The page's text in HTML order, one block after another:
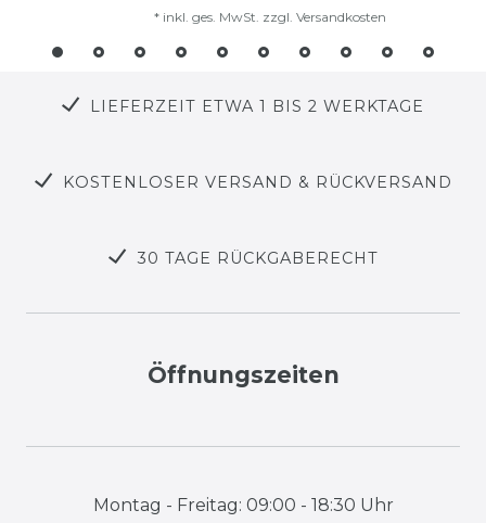
* inkl. ges. MwSt. zzgl. Versandkosten
LIEFERZEIT ETWA 1 BIS 2 WERKTAGE
KOSTENLOSER VERSAND & RÜCKVERSAND
30 TAGE RÜCKGABERECHT
Öffnungszeiten
Montag - Freitag: 09:00 - 18:30 Uhr